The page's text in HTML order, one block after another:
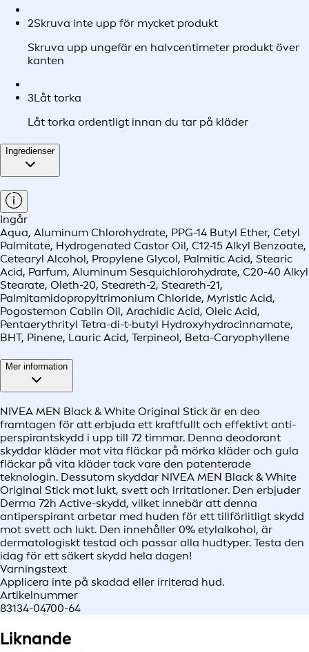
2Skruva inte upp för mycket produkt
Skruva upp ungefär en halvcentimeter produkt över
kanten
3Låt torka
Låt torka ordentligt innan du tar på kläder
Ingredienser
Ingår
Aqua, Aluminum Chlorohydrate, PPG-14 Butyl Ether, Cetyl
Palmitate, Hydrogenated Castor Oil, C12-15 Alkyl Benzoate,
Cetearyl Alcohol, Propylene Glycol, Palmitic Acid, Stearic
Acid, Parfum, Aluminum Sesquichlorohydrate, C20-40 Alkyl
Stearate, Oleth-20, Steareth-2, Steareth-21,
Palmitamidopropyltrimonium Chloride, Myristic Acid,
Pogostemon Cablin Oil, Arachidic Acid, Oleic Acid,
Pentaerythrityl Tetra-di-t-butyl Hydroxyhydrocinnamate,
BHT, Pinene, Lauric Acid, Terpineol, Beta-Caryophyllene
Mer information
NIVEA MEN Black & White Original Stick är en deo
framtagen för att erbjuda ett kraftfullt och effektivt anti-
perspirantskydd i upp till 72 timmar. Denna deodorant
skyddar kläder mot vita fläckar på mörka kläder och gula
fläckar på vita kläder tack vare den patenterade
teknologin. Dessutom skyddar NIVEA MEN Black & White
Original Stick mot lukt, svett och irritationer. Den erbjuder
Derma 72h Active-skydd, vilket innebär att denna
antiperspirant arbetar med huden för ett tillförlitligt skydd
mot svett och lukt. Den innehåller 0% etylalkohol, är
dermatologiskt testad och passar alla hudtyper. Testa den
idag för ett säkert skydd hela dagen!
Varningstext
Applicera inte på skadad eller irriterad hud.
Artikelnummer
83134-04700-64
Liknande